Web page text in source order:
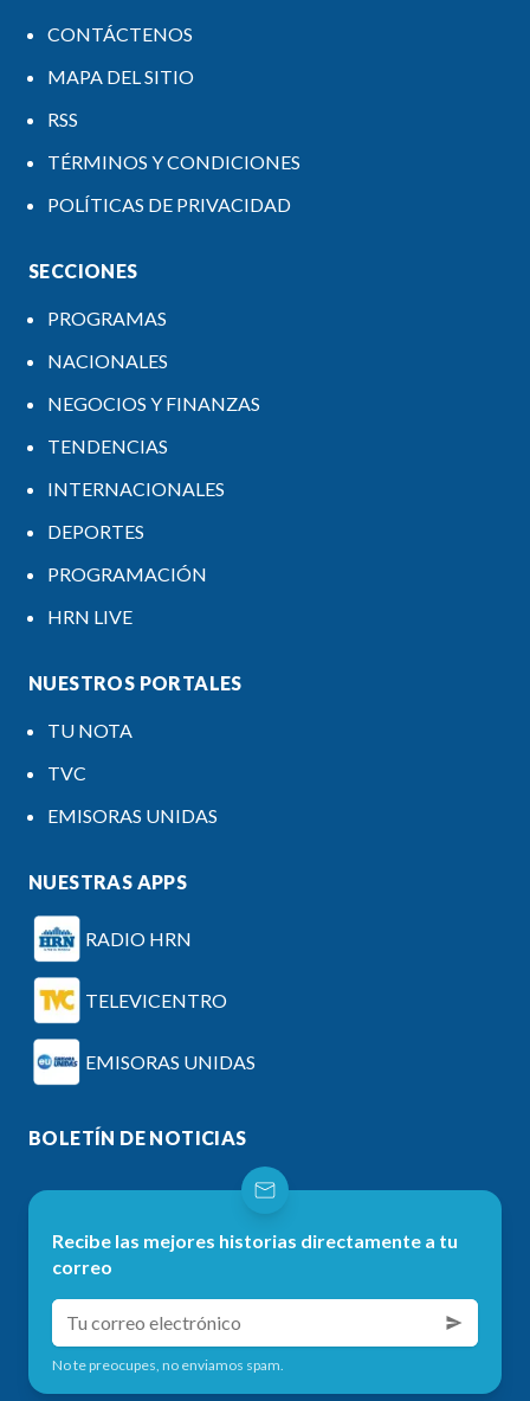
CONTÁCTENOS
MAPA DEL SITIO
RSS
TÉRMINOS Y CONDICIONES
POLÍTICAS DE PRIVACIDAD
SECCIONES
PROGRAMAS
NACIONALES
NEGOCIOS Y FINANZAS
TENDENCIAS
INTERNACIONALES
DEPORTES
PROGRAMACIÓN
HRN LIVE
NUESTROS PORTALES
TU NOTA
TVC
EMISORAS UNIDAS
NUESTRAS APPS
RADIO HRN
TELEVICENTRO
EMISORAS UNIDAS
BOLETÍN DE NOTICIAS
Recibe las mejores historias directamente a tu
correo
No te preocupes, no enviamos spam.